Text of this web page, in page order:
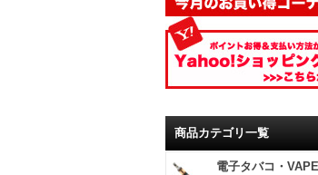
商品カテゴリ一覧
電子タバコ・VAPE